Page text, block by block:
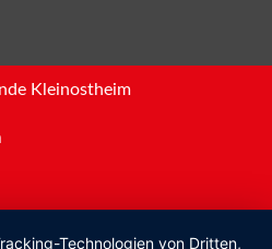
Kleinostheim
Technologien von Dritten,